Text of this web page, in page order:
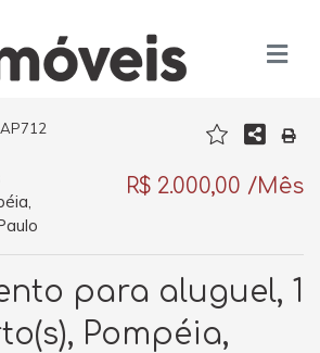
AP712
R$ 2.000,00 /Mês
para aluguel, 1
Pompéia,